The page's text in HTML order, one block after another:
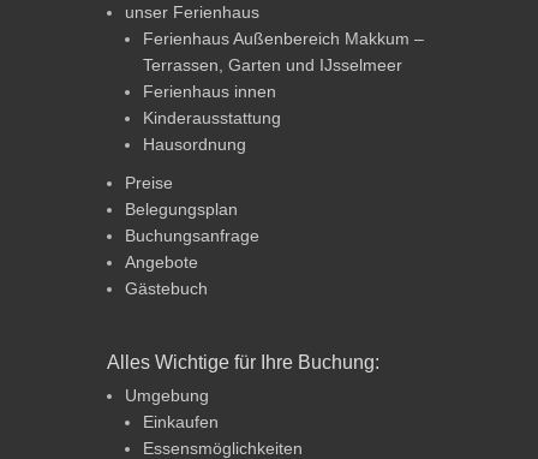
unser Ferienhaus
Ferienhaus Außenbereich Makkum –
Terrassen, Garten und IJsselmeer
Ferienhaus innen
Kinderausstattung
Hausordnung
Preise
Belegungsplan
Buchungsanfrage
Angebote
Gästebuch
Alles Wichtige für Ihre Buchung:
Umgebung
Einkaufen
Essensmöglichkeiten